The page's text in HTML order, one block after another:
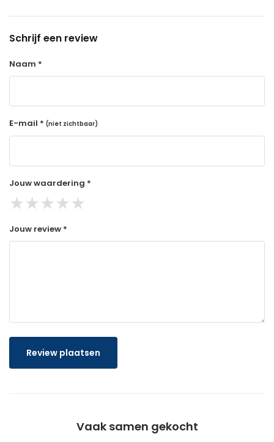
Schrijf een review
Naam *
E-mail * (niet zichtbaar)
Jouw waardering *
★★★★★
Jouw review *
Review plaatsen
Vaak samen gekocht